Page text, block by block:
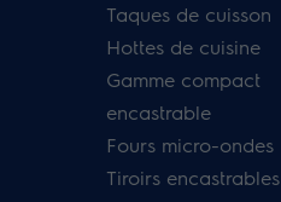
Taques de cuisson
Hottes de cuisine
Gamme compact
encastrable
Fours micro-ondes
Tiroirs encastrables